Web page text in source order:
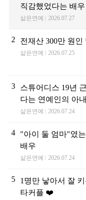
직감했었다는 배우
삶은연예 2026.07.27
2 전재산 300만 원
삶은연예 2026.07.25
3
스튜어디스 19년
다는 연예인의 아내
삶은연예 2026.07.24
4
"아이 둘 엄마"였
배우
삶은연예 2026.07.24
5
1명만 낳아서 잘
타커플 ❤️